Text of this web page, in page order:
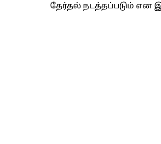
தேர்தல் நடத்தப்படும் என